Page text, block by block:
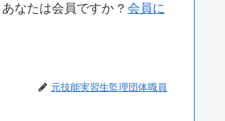
あなたは会員ですか ? 会員に
元技能実習生監理団体職員